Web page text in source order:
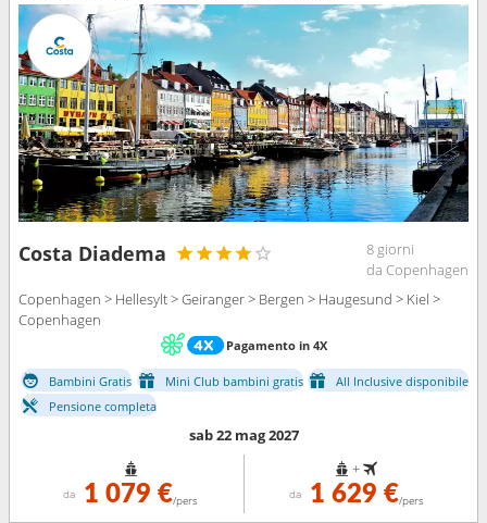
Costa Diadema
8 giorni
da Copenhagen
Copenhagen > Hellesylt > Geiranger > Bergen > Haugesund > Kiel >
Copenhagen
Pagamento in 4X
Bambini Gratis Mini Club bambini gratis
All Inclusive disponibile
Pensione completa
sab 22 mag 2027
da 1 079 €/pers
+
da 1 629 €/pers